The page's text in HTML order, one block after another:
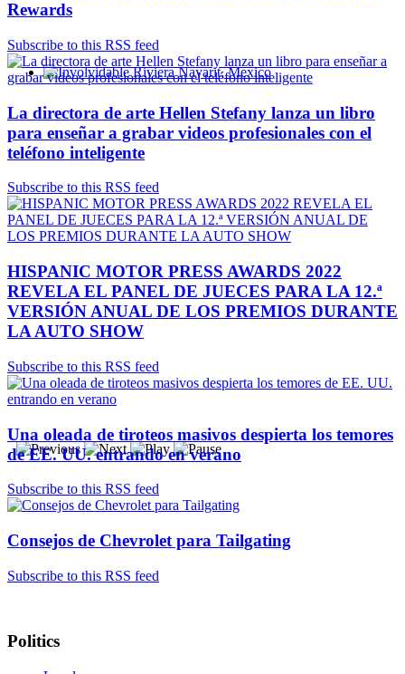
Involvidable Riviera Nayarit, Mexico
Rewards
Subscribe to this RSS feed
La directora de arte Hellen Stefany lanza un libro
para enseñar a grabar videos profesionales con el
teléfono inteligente
Subscribe to this RSS feed
HISPANIC MOTOR PRESS AWARDS 2022
REVELA EL PANEL DE JUECES PARA LA 12.ª
VERSIÓN ANUAL DE LOS PREMIOS DURANTE
LA AUTO SHOW
Subscribe to this RSS feed
Una oleada de tiroteos masivos despierta los temores
de EE. UU. entrando en verano
Subscribe to this RSS feed
Consejos de Chevrolet para Tailgating
Subscribe to this RSS feed
Politics